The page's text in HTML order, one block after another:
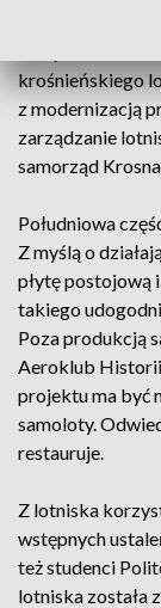
krośnieńskiego
z modernizacją
zarządzanie
samorząd
Południowa
Z myślą o
płytę postojową
takiego
Poza produkcją
Aeroklub Historii
projektu ma być
samoloty.
restauruje.
Z lotniska
wstępnych
też studenci
lotniska została